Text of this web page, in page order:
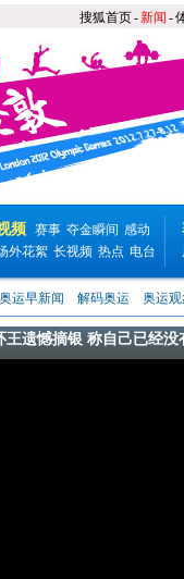
搜狐首页-新闻 -
频 赛事 夺金瞬间 感动
外花絮 长视频 热点 电台
奥运早新闻 解码奥运 奥运
王遗憾摘银 称自己已经没